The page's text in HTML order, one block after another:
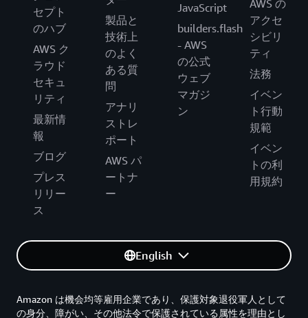
セプト
のハブ
AWS ク
ラウド
セキュ
リティ
最新情
報
ブログ
プレス
リリー
ス
製品と
技術上
のよく
ある質
問
アナリ
ストレ
ポート
AWS パ
ートナ
ー
JavaScript
builders.flash
- AWS
の公式
ウェブ
マガジ
ン
AWS の
アクセ
シビリ
ティ
法務
イベン
ト行動
規範
イベン
トの利
用規約
English
Amazon は機会均等雇用企業であり、保護対象退役軍人として
の身分、障がい、その他法令で保護されている属性を理由とし